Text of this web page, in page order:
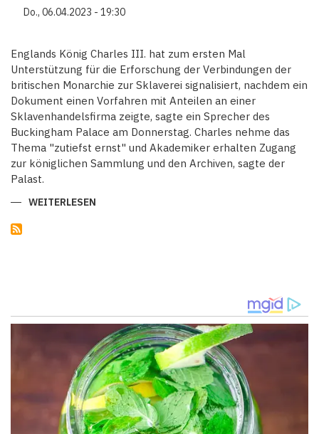
DAS
KÖNIGREICH
Do., 06.04.2023 - 19:30
Englands König Charles III. hat zum ersten Mal
Unterstützung für die Erforschung der Verbindungen der
britischen Monarchie zur Sklaverei signalisiert, nachdem ein
Dokument einen Vorfahren mit Anteilen an einer
Sklavenhandelsfirma zeigte, sagte ein Sprecher des
Buckingham Palace am Donnerstag. Charles nehme das
Thema "zutiefst ernst" und Akademiker erhalten Zugang
zur königlichen Sammlung und den Archiven, sagte der
Palast.
WEITERLESEN
ZUR
SKLAVEREI